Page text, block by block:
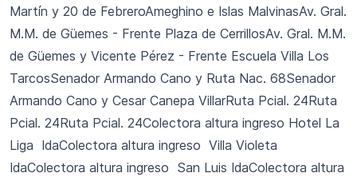
Martín y 20 de FebreroAmeghino e Islas MalvinasAv. Gral.
M.M. de Güemes - Frente Plaza de CerrillosAv. Gral. M.M.
de Güemes y Vicente Pérez - Frente Escuela Villa Los
TarcosSenador Armando Cano y Ruta Nac. 68Senador
Armando Cano y Cesar Canepa VillarRuta Pcial. 24Ruta
Pcial. 24Ruta Pcial. 24Colectora altura ingreso Hotel La
Liga IdaColectora altura ingreso Villa Violeta
IdaColectora altura ingreso San Luis IdaColectora altura